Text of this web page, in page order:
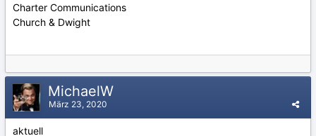
Charter Communications
Church & Dwight
MichaelW
März 23, 2020
aktuell